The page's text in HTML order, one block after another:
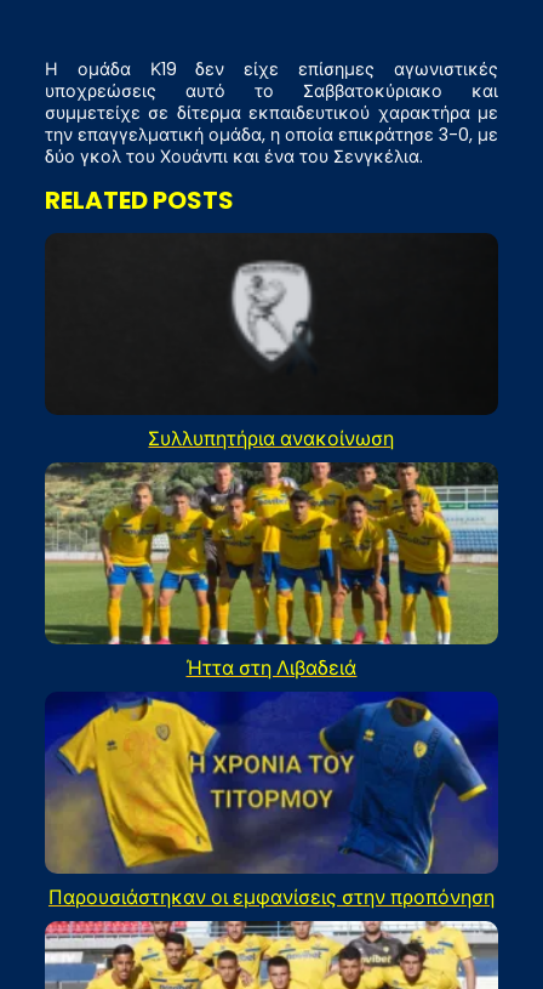
Η ομάδα Κ19 δεν είχε επίσημες αγωνιστικές
υποχρεώσεις αυτό το Σαββατοκύριακο και
συμμετείχε σε δίτερμα εκπαιδευτικού χαρακτήρα με
την επαγγελματική ομάδα, η οποία επικράτησε 3-0, με
δύο γκολ του Χουάνπι και ένα του Σενγκέλια.
RELATED POSTS
Συλλυπητήρια ανακοίνωση
Ήττα στη Λιβαδειά
Παρουσιάστηκαν οι εμφανίσεις στην προπόνηση